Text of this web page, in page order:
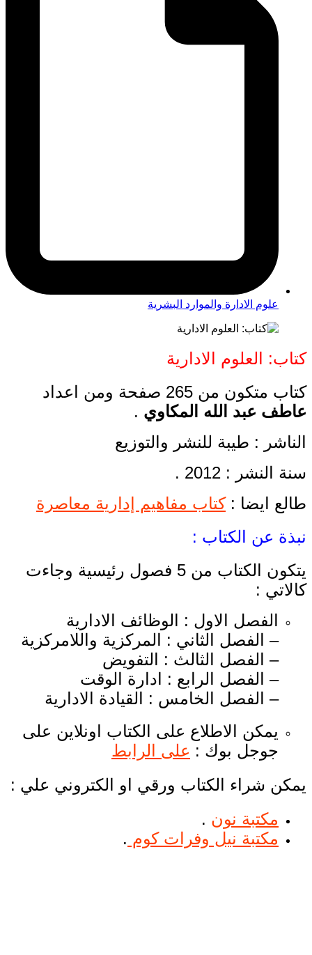
علوم الادارة والموارد البشرية
كتاب: العلوم الادارية
كتاب متكون من 265 صفحة ومن اعداد
عاطف عبد الله المكاوي .
الناشر : طيبة للنشر والتوزيع
سنة النشر : 2012 .
طالع ايضا :كتاب مفاهيم إدارية معاصرة
نبذة عن الكتاب :
يتكون الكتاب من 5 فصول رئيسية وجاءت
كالاتي :
الفصل الاول : الوظائف الادارية
– الفصل الثاني : المركزية واللامركزية
– الفصل الثالث : التفويض
– الفصل الرابع : ادارة الوقت
– الفصل الخامس : القيادة الادارية
يمكن الاطلاع على الكتاب اونلاين على
جوجل بوك : على الرابط
يمكن شراء الكتاب ورقي او الكتروني علي :
مكتبة نون .
مكتبة نيل وفرات كوم .